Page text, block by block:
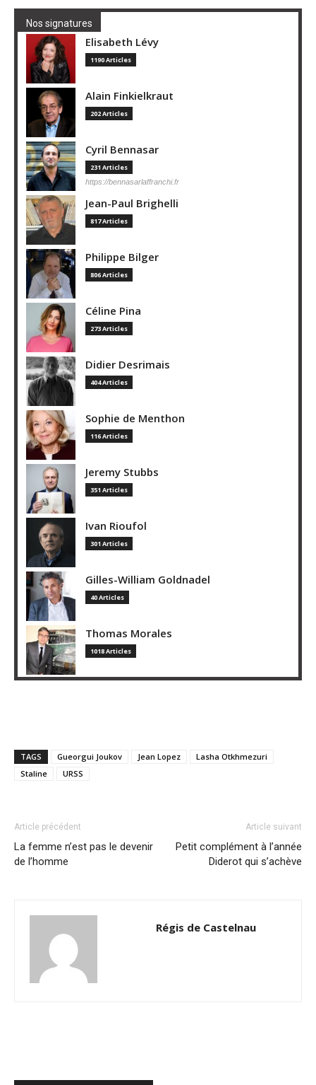
Nos signatures
Elisabeth Lévy
1190 Articles
Alain Finkielkraut
202 Articles
Cyril Bennasar
231 Articles
https://bennasarlaffranchi.fr
Jean-Paul Brighelli
817 Articles
Philippe Bilger
806 Articles
Céline Pina
273 Articles
Didier Desrimais
404 Articles
Sophie de Menthon
116 Articles
Jeremy Stubbs
351 Articles
Ivan Rioufol
301 Articles
Gilles-William Goldnadel
40 Articles
Thomas Morales
1018 Articles
TAGS Gueorgui Joukov Jean Lopez
Lasha Otkhmezuri
Staline
URSS
Article précédent
La femme n’est pas le devenir
de l’homme
Article suivant
Petit complément à l’année
Diderot qui s’achève
Régis de Castelnau